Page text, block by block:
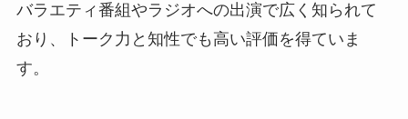
バラエティ番組やラジオへの出演で広く知られて
おり、トーク力と知性でも高い評価を得ていま
す。